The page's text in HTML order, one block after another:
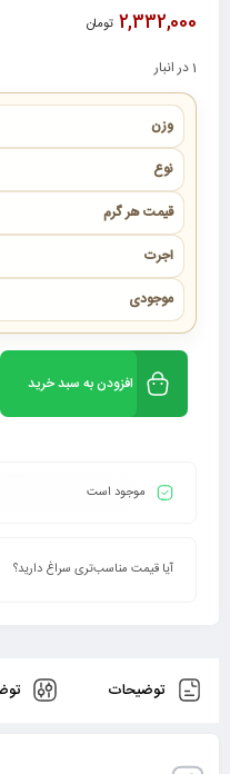
موجود است
آیا قیمت مناسب‌تری سراغ دارید؟
2,332,000 تومان
1 در انبار
وزن
نوع
قیمت هر گرم
اجرت
موجودی
افزودن به سبد خرید
توضیحات